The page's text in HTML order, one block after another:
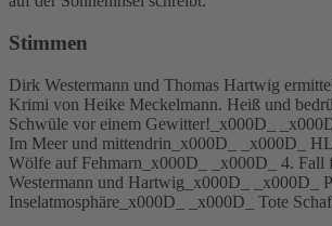
Stimmen
Dirk Westermann und Thomas Hartwig
Krimi von Heike Meckelmann. Heiß und
Schwüle vor einem Gewitter!_x000D_
Im Meer und mittendrin_x000D_ _x000D_
Wölfe auf Fehmarn_x000D_ _x000D_ 4. Fall
Westermann und Hartwig_x000D_ _x000D_
Inselatmosphäre_x000D_ _x000D_ Tote